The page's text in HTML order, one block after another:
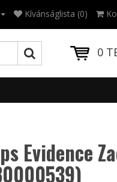
Kívánságlista (0)
0
Evidence